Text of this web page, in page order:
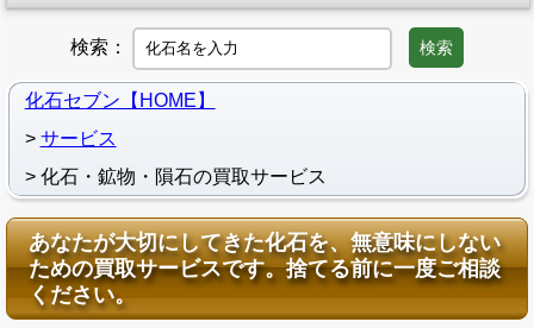
検索： 検索
化石セブン【HOME】
サービス
化石・鉱物・隕石の買取サービス
あなたが大切にしてきた化石を、無意味にしない
ための買取サービスです。捨てる前に一度ご相談
ください。